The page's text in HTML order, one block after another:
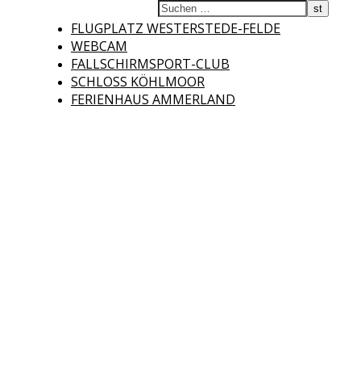
FLUGPLATZ WESTERSTEDE-FELDE
WEBCAM
FALLSCHIRMSPORT-CLUB
SCHLOSS KÖHLMOOR
FERIENHAUS AMMERLAND
Fliegerclub